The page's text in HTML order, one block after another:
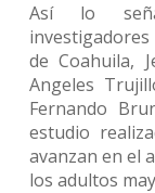
Así lo
de Coahuila,
Angeles
Fernando
estudio
avanzan en el
los adultos